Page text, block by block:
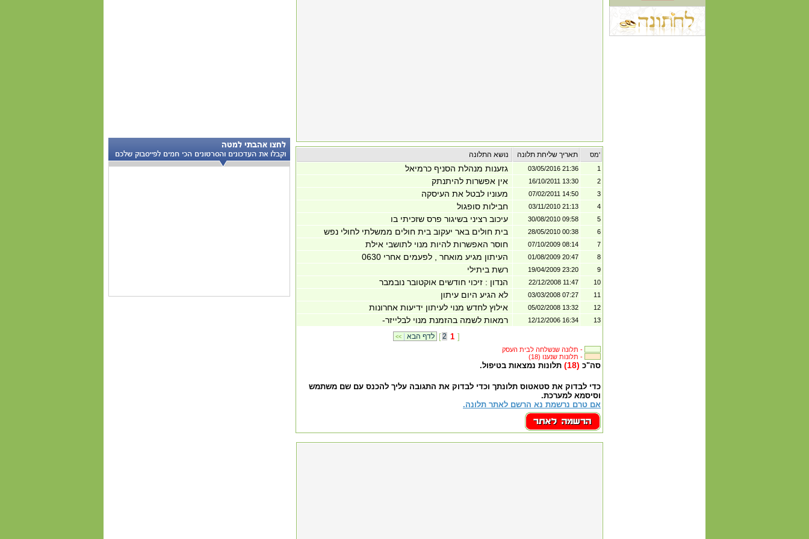
תאריך שליחת תלונה מס'
גזענות מנהלת הסניף כרמיאל 03/05/2016 21:36 1
אין אפשרות להיתנתק 16/10/2011 13:30 2
מעוניו לבטל את העיסקה 07/02/2011 14:50 3
חבילות סופגול 03/11/2010 21:13 4
עיכוב רציני בשיגור פרס שזכיתי בו 30/08/2010 09:58 5
בית חולים באר יעקוב בית חולים ממשלתי לחולי נפש 28/05/2010 00:38 6
חוסר האפשרות להיות מנוי לתושבי אילת 07/10/2009 08:14 7
העיתון מגיע מואחר , לפעמים אחרי 0630 01/08/2009 20:47 8
רשת ביתילי 19/04/2009 23:20 9
הנדון : זיכוי חודשים אוקטובר נובמבר 22/12/2008 11:47 10
לא הגיע היום עיתון 03/03/2008 07:27 11
אילוץ לחדש מנוי לעיתון ידיעות אחרונות 05/02/2008 13:32 12
רמאות לשמה בהזמנת מנוי לבלייזר- 12/12/2006 16:34 13
<< [2 1 ]
תלונה שנשלחה לבית העסק -
(18) תלונות שנענו -
סה"כ (18) תלונות נמצאות בטיפול.
כדי לבדוק את סטאטוס תלונתך וכדי לבדוק את התגובה עליך להכנס עם שם משתמש
וסיסמא למערכת.
אם טרם נרשמת נא הרשם לאתר תלונה.